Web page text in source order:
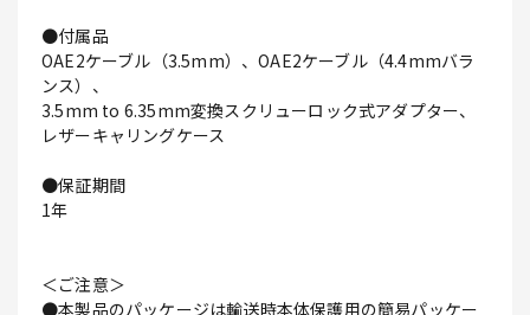
●付属品
OAE2ケーブル（3.5mm）、OAE2ケーブル（4.4mmバラ
ンス）、
3.5mm to 6.35mm変換スクリューロック式アダプター、
レザーキャリングケース
●保証期間
1年
＜ご注意＞
●本製品のパッケージは輸送時本体保護用の簡易パッケー